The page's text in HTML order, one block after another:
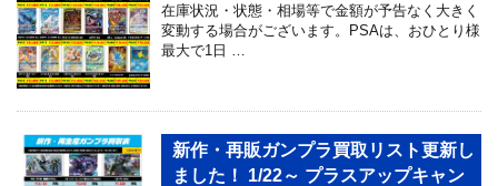
在庫状況・状態・相場等で金額が予告なく大きく
変動する場合がございます。PSAは、おひとり様
最大で1日 …
新作・再販ガンプラ買取リスト更新し
ました！ 1/22～ プラスアップキャン